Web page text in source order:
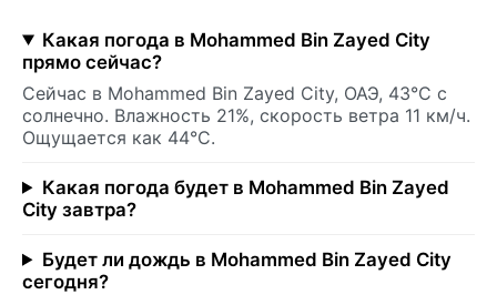
Какая погода в Mohammed Bin Zayed City
прямо сейчас?
Сейчас в Mohammed Bin Zayed City, ОАЭ, 43°C с
солнечно. Влажность 21%, скорость ветра 11 км/ч.
Ощущается как 44°C.
Какая погода будет в Mohammed Bin Zayed
City завтра?
Будет ли дождь в Mohammed Bin Zayed City
сегодня?